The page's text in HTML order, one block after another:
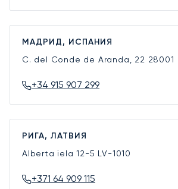
МАДРИД, ИСПАНИЯ
C. del Conde de Aranda, 22 28001
+34 915 907 299
РИГА, ЛАТВИЯ
Alberta iela 12-5 LV-1010
+371 64 909 115